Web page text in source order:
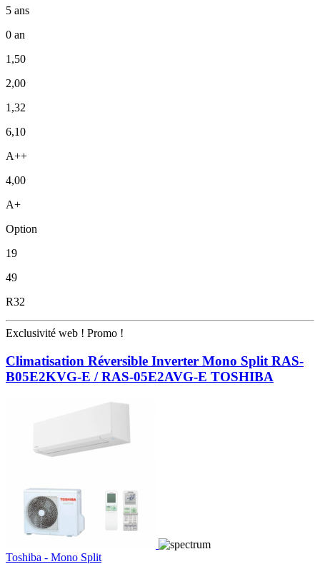
5 ans
0 an
1,50
2,00
1,32
6,10
A++
4,00
A+
Option
19
49
R32
Exclusivité web ! Promo !
Climatisation Réversible Inverter Mono Split RAS-
B05E2KVG-E / RAS-05E2AVG-E TOSHIBA
Toshiba - Mono Split